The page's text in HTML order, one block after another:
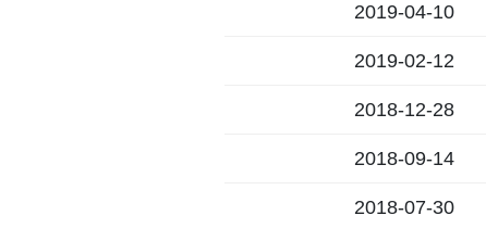
2019-04-10
2019-02-12
2018-12-28
2018-09-14
2018-07-30